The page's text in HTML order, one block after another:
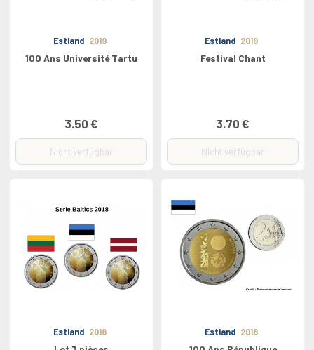
Estland 2019
100 Ans Université Tartu
3.50 €
Nicht verfügbar
Estland 2019
Festival Chant
3.70 €
Nicht verfügbar
Estland 2018 Estland 2018